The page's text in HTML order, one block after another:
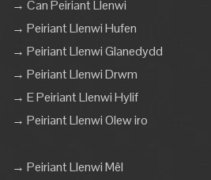
→ Can Peiriant Llenwi
→ Peiriant Llenwi Hufen
→ Peiriant Llenwi Glanedydd
→ Peiriant Llenwi Drwm
→ E Peiriant Llenwi Hylif
→ Peiriant Llenwi Olew iro
→ Peiriant Llenwi Mêl